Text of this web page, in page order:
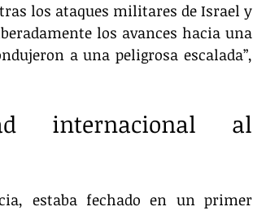
los ataques militares de Israel y
los avances hacia una
a una peligrosa escalada”,
internacional al
estaba fechado en un primer